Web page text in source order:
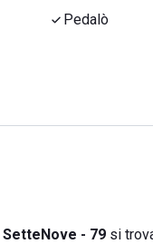
Pedalò
SetteNove - 79 si